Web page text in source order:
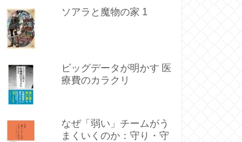
ソアラと魔物の家 1
ビッグデータが明かす 医
療費のカラクリ
なぜ「弱い」チームがう
まくいくのか：守り・守